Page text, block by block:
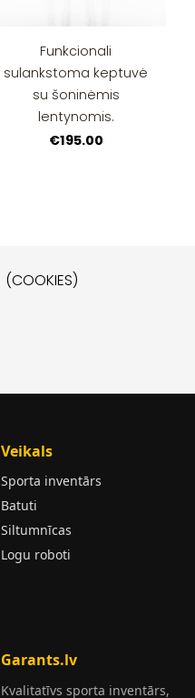
Funkcionali
sulankstoma keptuvė
su šoninėmis
lentynomis.
€195.00
(COOKIES)
Veikals
Sporta inventārs
Batuti
Siltumnīcas
Logu roboti
Garants.lv
Kvalitatīvs sporta inventārs,